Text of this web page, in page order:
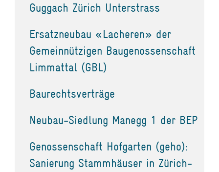
Guggach Zürich Unterstrass
Ersatzneubau «Lacheren» der
Gemeinnützigen Baugenossenschaft
Limmattal (GBL)
Baurechtsverträge
Neubau-Siedlung Manegg 1 der BEP
Genossenschaft Hofgarten (geho):
Sanierung Stammhäuser in Zürich-